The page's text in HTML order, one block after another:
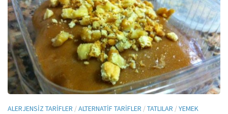
ALERJENSIZ TARIFLER /ALTERNATIF TARIFLER /TATLILAR /YEMEK